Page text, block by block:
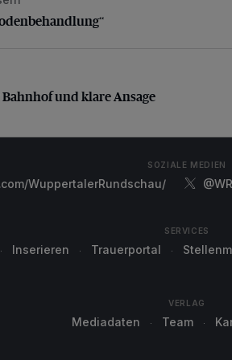
und klare Ansage
und klare Ansage
SOZIALE MEDIEN
WuppertalerRundschau/
SERVICES
Inserieren Trauerportal
VERLAG
Mediadaten Team